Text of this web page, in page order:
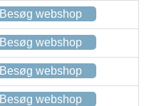
Besøg webshop
Besøg webshop
Besøg webshop
Besøg webshop